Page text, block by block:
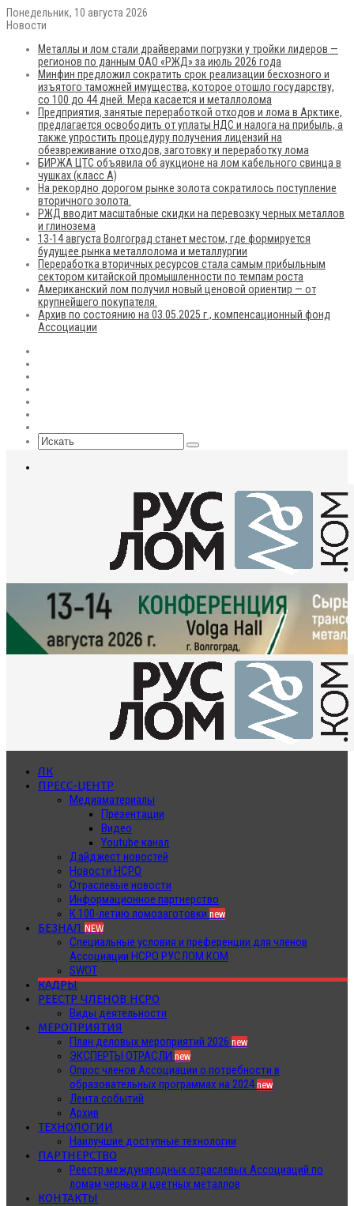
Понедельник, 10 августа 2026
Новости
Металлы и лом стали драйверами погрузки у тройки лидеров —
регионов по данным ОАО «РЖД» за июль 2026 года
Минфин предложил сократить срок реализации бесхозного и
изъятого таможней имущества, которое отошло государству,
со 100 до 44 дней. Мера касается и металлолома
Предприятия, занятые переработкой отходов и лома в Арктике,
предлагается освободить от уплаты НДС и налога на прибыль, а
также упростить процедуру получения лицензий на
обезвреживание отходов, заготовку и переработку лома
БИРЖА ЦТС объявила об аукционе на лом кабельного свинца в
чушках (класс А)
На рекордно дорогом рынке золота сократилось поступление
вторичного золота.
РЖД вводит масштабные скидки на перевозку черных металлов
и глинозема
13-14 августа Волгоград станет местом, где формируется
будущее рынка металлолома и металлургии
Переработка вторичных ресурсов стала самым прибыльным
сектором китайской промышленности по темпам роста
Американский лом получил новый ценовой ориентир — от
крупнейшего покупателя.
Архив по состоянию на 03.05.2025 г., компенсационный фонд
Ассоциации
Искать
ЛК
ПРЕСС-ЦЕНТР
Медиаматериалы
Презентации
Видео
Youtube канал
Дайджест новостей
Новости НСРО
Отраслевые новости
Информационное партнерство
К 100-летию ломозаготовки new
БЕЗНАЛ NEW
Специальные условия и преференции для членов
Ассоциации НСРО РУСЛОМ.КОМ
SWOT
КАДРЫ
РЕЕСТР ЧЛЕНОВ НСРО
Виды деятельности
МЕРОПРИЯТИЯ
План деловых мероприятий 2026 new
ЭКСПЕРТЫ ОТРАСЛИ new
Опрос членов Ассоциации о потребности в
образовательных программах на 2024new
Лента событий
Архив
ТЕХНОЛОГИИ
Наилучшие доступные технологии
ПАРТНЕРСТВО
Реестр международных отраслевых Ассоциаций по
ломам черных и цветных металлов
КОНТАКТЫ